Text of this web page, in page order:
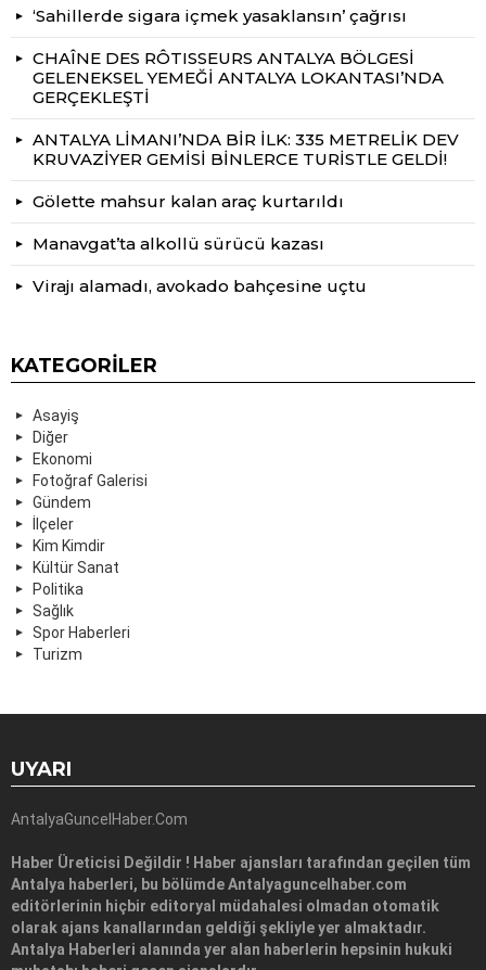
‘Sahillerde sigara içmek yasaklansın’ çağrısı
CHAÎNE DES RÔTISSEURS ANTALYA BÖLGESİ
GELENEKSEL YEMEĞİ ANTALYA LOKANTASI’NDA
GERÇEKLEŞTİ
ANTALYA LİMANI’NDA BİR İLK: 335 METRELİK DEV
KRUVAZİYER GEMİSİ BİNLERCE TURİSTLE GELDİ!
Gölette mahsur kalan araç kurtarıldı
Manavgat’ta alkollü sürücü kazası
Virajı alamadı, avokado bahçesine uçtu
KATEGORILER
Asayiş
Diğer
Ekonomi
Fotoğraf Galerisi
Gündem
İlçeler
Kim Kimdir
Kültür Sanat
Politika
Sağlık
Spor Haberleri
Turizm
UYARI
AntalyaGuncelHaber.Com
Haber Üreticisi Değildir ! Haber ajansları tarafından geçilen tüm
Antalya haberleri, bu bölümde Antalyaguncelhaber.com
editörlerinin hiçbir editoryal müdahalesi olmadan otomatik
olarak ajans kanallarından geldiği şekliyle yer almaktadır.
Antalya Haberleri alanında yer alan haberlerin hepsinin hukuki